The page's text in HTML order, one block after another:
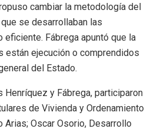
cambiar la metodología del
se desarrollaban las
Fábrega apuntó que la
están ejecución o comprendidos
del Estado.
y Fábrega, participaron
de Vivienda y Ordenamiento
Arias; Oscar Osorio, Desarrollo